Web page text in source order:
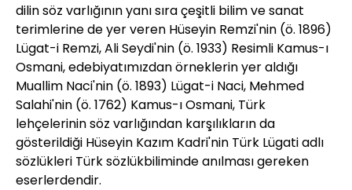
dilin söz varlığının yanı sıra çeşitli bilim ve sanat
terimlerine de yer veren Hüseyin Remzi'nin (ö. 1896)
Lügat-i Remzi, Ali Seydi'nin (ö. 1933) Resimli Kamus-ı
Osmani, edebiyatımızdan örneklerin yer aldığı
Muallim Naci'nin (ö. 1893) Lügat-i Naci, Mehmed
Salahi'nin (ö. 1762) Kamus-ı Osmani, Türk
lehçelerinin söz varlığından karşılıkların da
gösterildiği Hüseyin Kazım Kadri'nin Türk Lügati adlı
sözlükleri Türk sözlükbiliminde anılması gereken
eserlerdendir.